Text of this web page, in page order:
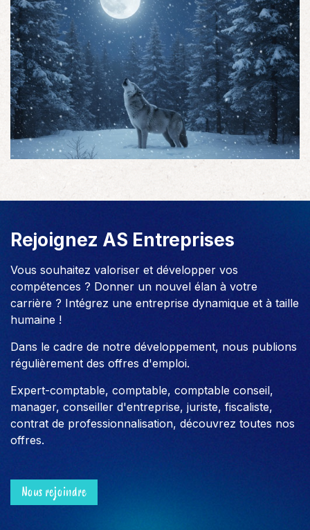
Rejoignez AS Entreprises
Vous souhaitez valoriser et développer vos
compétences ? Donner un nouvel élan à votre
carrière ? Intégrez une entreprise dynamique et à taille
humaine !
Dans le cadre de notre développement, nous publions
régulièrement des offres d'emploi.
Expert-comptable, comptable, comptable conseil,
manager, conseiller d'entreprise, juriste, fiscaliste,
contrat de professionnalisation, découvrez toutes nos
offres.
Nous rejoindre